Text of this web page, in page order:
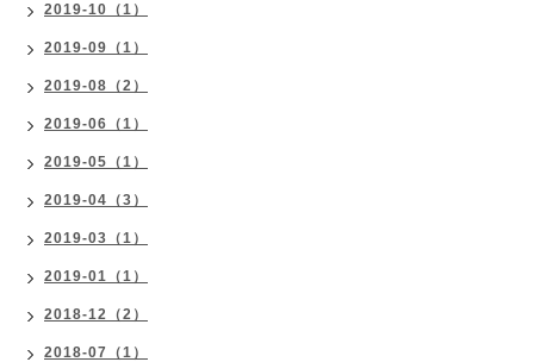
2019-10（1）
2019-09（1）
2019-08（2）
2019-06（1）
2019-05（1）
2019-04（3）
2019-03（1）
2019-01（1）
2018-12（2）
2018-07（1）